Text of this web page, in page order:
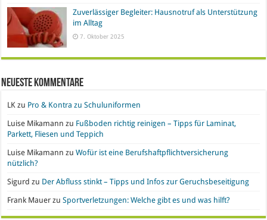
Zuverlässiger Begleiter: Hausnotruf als Unterstützung
im Alltag
7. Oktober 2025
Neueste Kommentare
LK zu Pro & Kontra zu Schuluniformen
Luise Mikamann zu Fußboden richtig reinigen – Tipps für Laminat,
Parkett, Fliesen und Teppich
Luise Mikamann zuWofür ist eine Berufshaftpflichtversicherung
nützlich?
Sigurd zu Der Abfluss stinkt – Tipps und Infos zur Geruchsbeseitigung
Frank Mauer zuSportverletzungen: Welche gibt es und was hilft?